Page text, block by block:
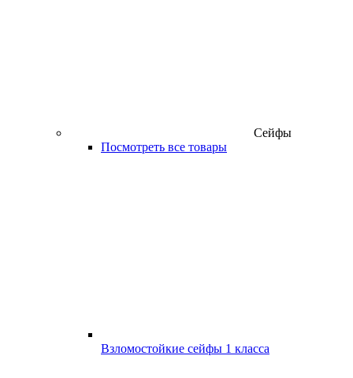
Сейфы
Посмотреть все товары
Взломостойкие сейфы 1 класса